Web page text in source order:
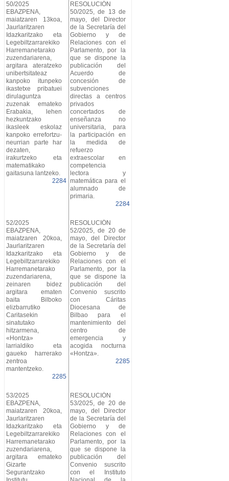
50/2025
EBAZPENA,
maiatzaren 13koa,
Jaurlaritzaren
Idazkaritzako eta
Legebiltzarrarekiko
Harremanetarako
zuzendariarena,
argitara ateratzeko
unibertsitateaz
kanpoko itunpeko
ikastetxe pribatuei
dirulaguntza
zuzenak emateko
Erabakia, lehen
hezkuntzako
ikasleek eskolaz
kanpoko errefortzu-
neurrian parte har
dezaten,
irakurtzeko eta
matematikako
gaitasuna lantzeko.
2284
RESOLUCIÓN
50/2025, de 13 de
mayo, del Director
de la Secretaría del
Gobierno y de
Relaciones con el
Parlamento, por la
que se dispone la
publicación del
Acuerdo de
concesión de
subvenciones
directas a centros
privados
concertados de
enseñanza no
universitaria, para
la participación en
la medida de
refuerzo
extraescolar en
competencia
lectora y
matemática para el
alumnado de
primaria.
2284
52/2025
EBAZPENA,
maiatzaren 20koa,
Jaurlaritzaren
Idazkaritzako eta
Legebiltzarrarekiko
Harremanetarako
zuzendariarena,
zeinaren bidez
argitara ematen
baita Bilboko
elizbarrutiko
Caritasekin
sinatutako
hitzarmena,
«Hontza»
larrialdiko eta
gaueko harrerako
zentroa
mantentzeko.
2285
RESOLUCIÓN
52/2025, de 20 de
mayo, del Director
de la Secretaría del
Gobierno y de
Relaciones con el
Parlamento, por la
que se dispone la
publicación del
Convenio suscrito
con Cáritas
Diocesana de
Bilbao para el
mantenimiento del
centro de
emergencia y
acogida nocturna
«Hontza».
2285
53/2025
EBAZPENA,
maiatzaren 20koa,
Jaurlaritzaren
Idazkaritzako eta
Legebiltzarrarekiko
Harremanetarako
zuzendariarena,
argitara emateko
Gizarte
Segurantzako
RESOLUCIÓN
53/2025, de 20 de
mayo, del Director
de la Secretaría del
Gobierno y de
Relaciones con el
Parlamento, por la
que se dispone la
publicación del
Convenio suscrito
con el Instituto